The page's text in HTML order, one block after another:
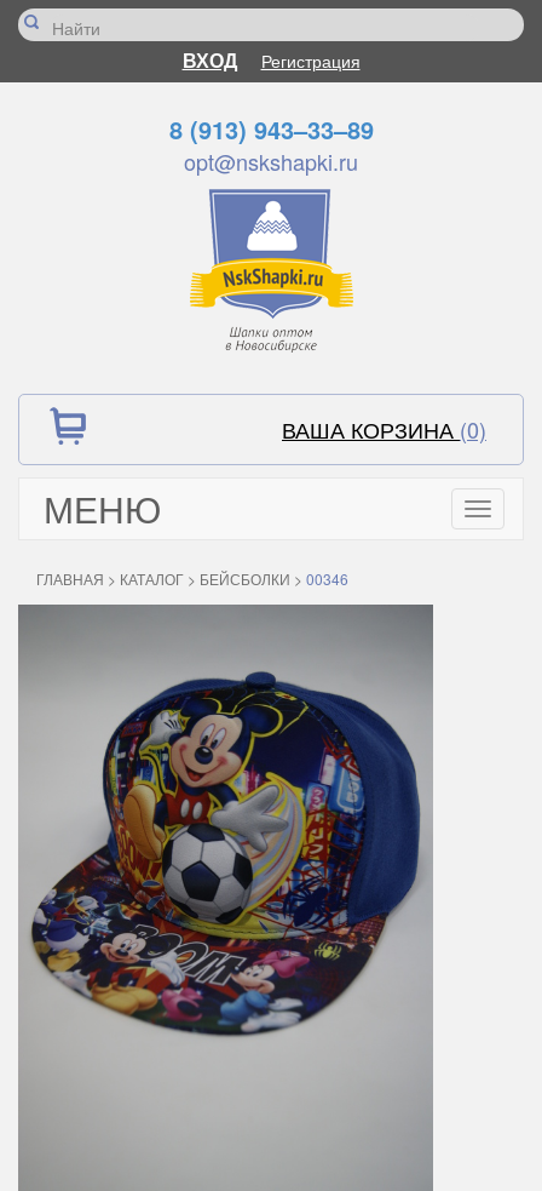
ВХОД Регистрация
8 (913) 943–33–89
opt@nskshapki.ru
ВАША КОРЗИНА (0)
МЕНЮ
Toggle
ГЛАВНАЯ > КАТАЛОГ > БЕЙСБОЛКИ > 00346